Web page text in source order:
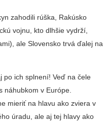
zahodili rúška, Rakúsko
vojnu, kto dlhšie vydrží,
ale Slovensko trvá ďalej na
po ich splnení! Veď na čele
náhubkom v Európe.
mieriť na hlavu ako zviera v
úradu, ale aj tej hlavy ako